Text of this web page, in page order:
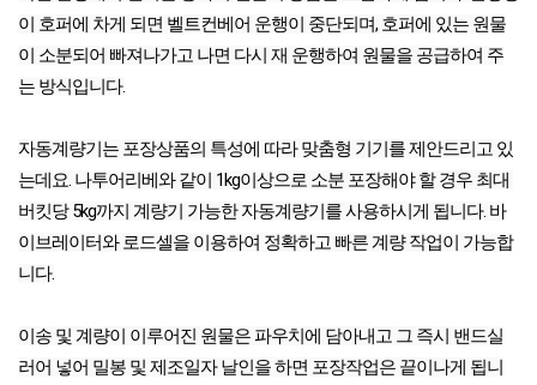
이 호퍼에 차게 되면 벨트컨베어 운행이 중단되며, 호퍼에 있는 원물
이 소분되어 빠져나가고 나면 다시 재 운행하여 원물을 공급하여 주
는 방식입니다.
자동계량기는 포장상품의 특성에 따라 맞춤형 기기를 제안드리고 있
는데요. 나투어리베와 같이 1kg이상으로 소분 포장해야 할 경우 최대
버킷당 5kg까지 계량기 가능한 자동계량기를 사용하시게 됩니다. 바
이브레이터와 로드셀을 이용하여 정확하고 빠른 계량 작업이 가능합
니다.
이송 및 계량이 이루어진 원물은 파우치에 담아내고 그 즉시 밴드실
러어 넣어 밀봉 및 제조일자 날인을 하면 포장작업은 끝이나게 됩니